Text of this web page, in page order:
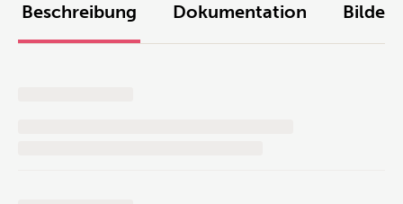
Beschreibung Dokumentation Bilder